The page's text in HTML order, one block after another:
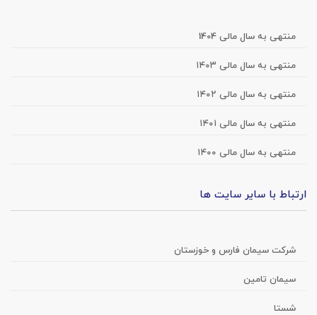
منتهی به سال مالی 1404
منتهی به سال مالی ۱۴۰۳
منتهی به سال مالی ۱۴۰۲
منتهی به سال مالی ۱۴۰۱
منتهی به سال مالی ۱۴۰۰
ارتباط با سایر سایت ها
شرکت سیمان فارس و خوزستان
سیمان تامین
شستا